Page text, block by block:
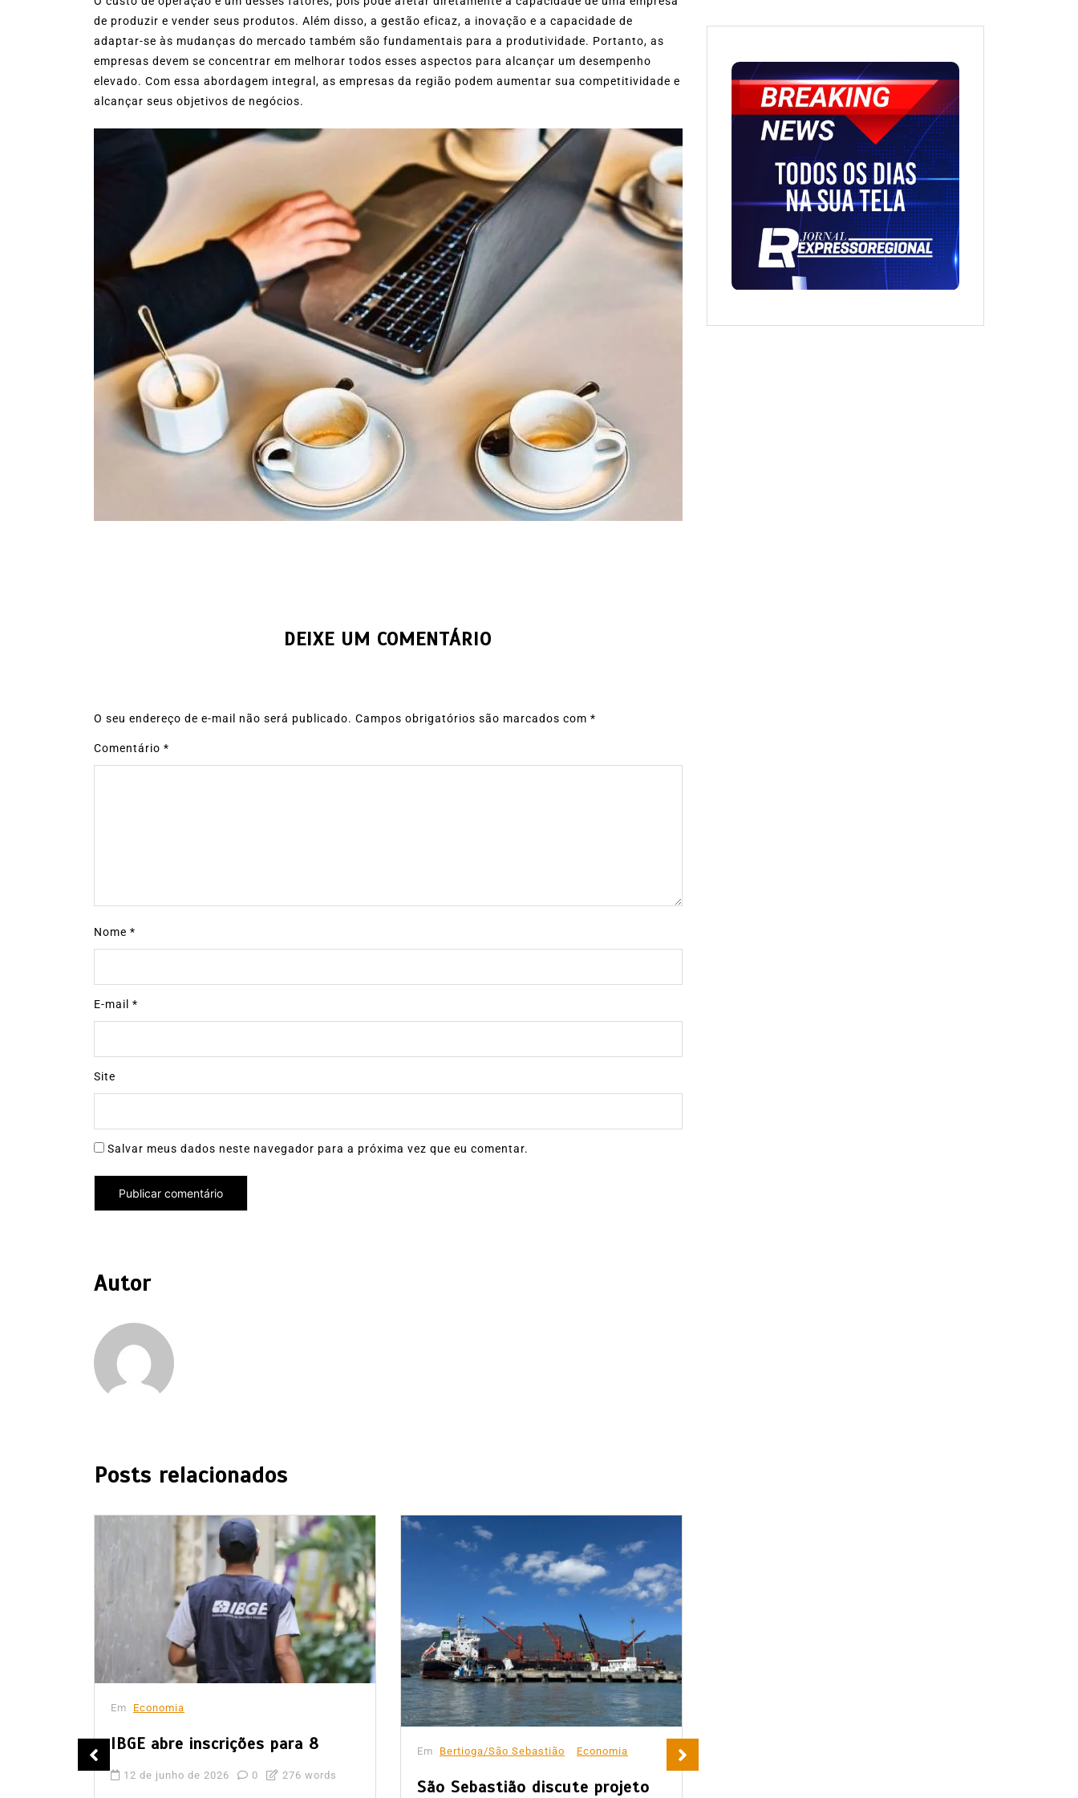
de produzir e vender seus produtos. Além disso, a gestão eficaz, a inovação e a capacidade de
adaptar-se às mudanças do mercado também são fundamentais para a produtividade. Portanto, as
empresas devem se concentrar em melhorar todos esses aspectos para alcançar um desempenho
elevado. Com essa abordagem integral, as empresas da região podem aumentar sua competitividade e
alcançar seus objetivos de negócios.
DEIXE UM COMENTÁRIO
O seu endereço de e-mail não será publicado. Campos obrigatórios são marcados com *
Comentário *
Nome *
E-mail *
Site
Salvar meus dados neste navegador para a próxima vez que eu comentar.
Autor
Posts relacionados
Em Economia
IBGE abre inscrições para 8
12 de junho de 2026 0 276 words
Em Bertioga/São Sebastião Economia
São Sebastião discute projeto